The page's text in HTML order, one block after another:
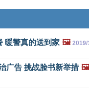
暖警真的送到家 🖼️ 2019/
广告 挑战脸书新举措 🖼️